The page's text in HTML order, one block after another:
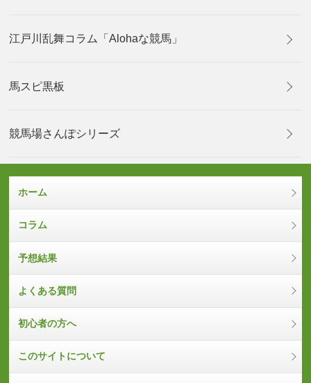
江戸川乱舞コラム「Alohaな競馬」
馬スピ黒板
競馬場さんぽシリーズ
ホーム
コラム
予想結果
よくある質問
初心者の方へ
このサイトについて